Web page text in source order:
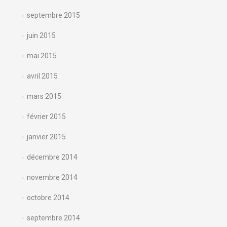
septembre 2015
juin 2015
mai 2015
avril 2015
mars 2015
février 2015
janvier 2015
décembre 2014
novembre 2014
octobre 2014
septembre 2014